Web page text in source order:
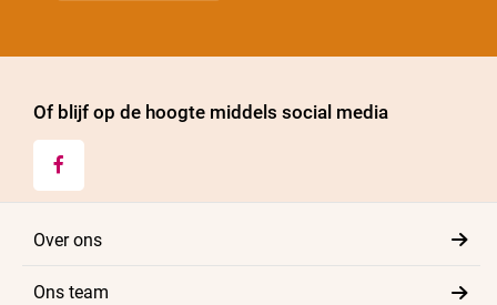
Of blijf op de hoogte middels social media

Over ons
Ons team